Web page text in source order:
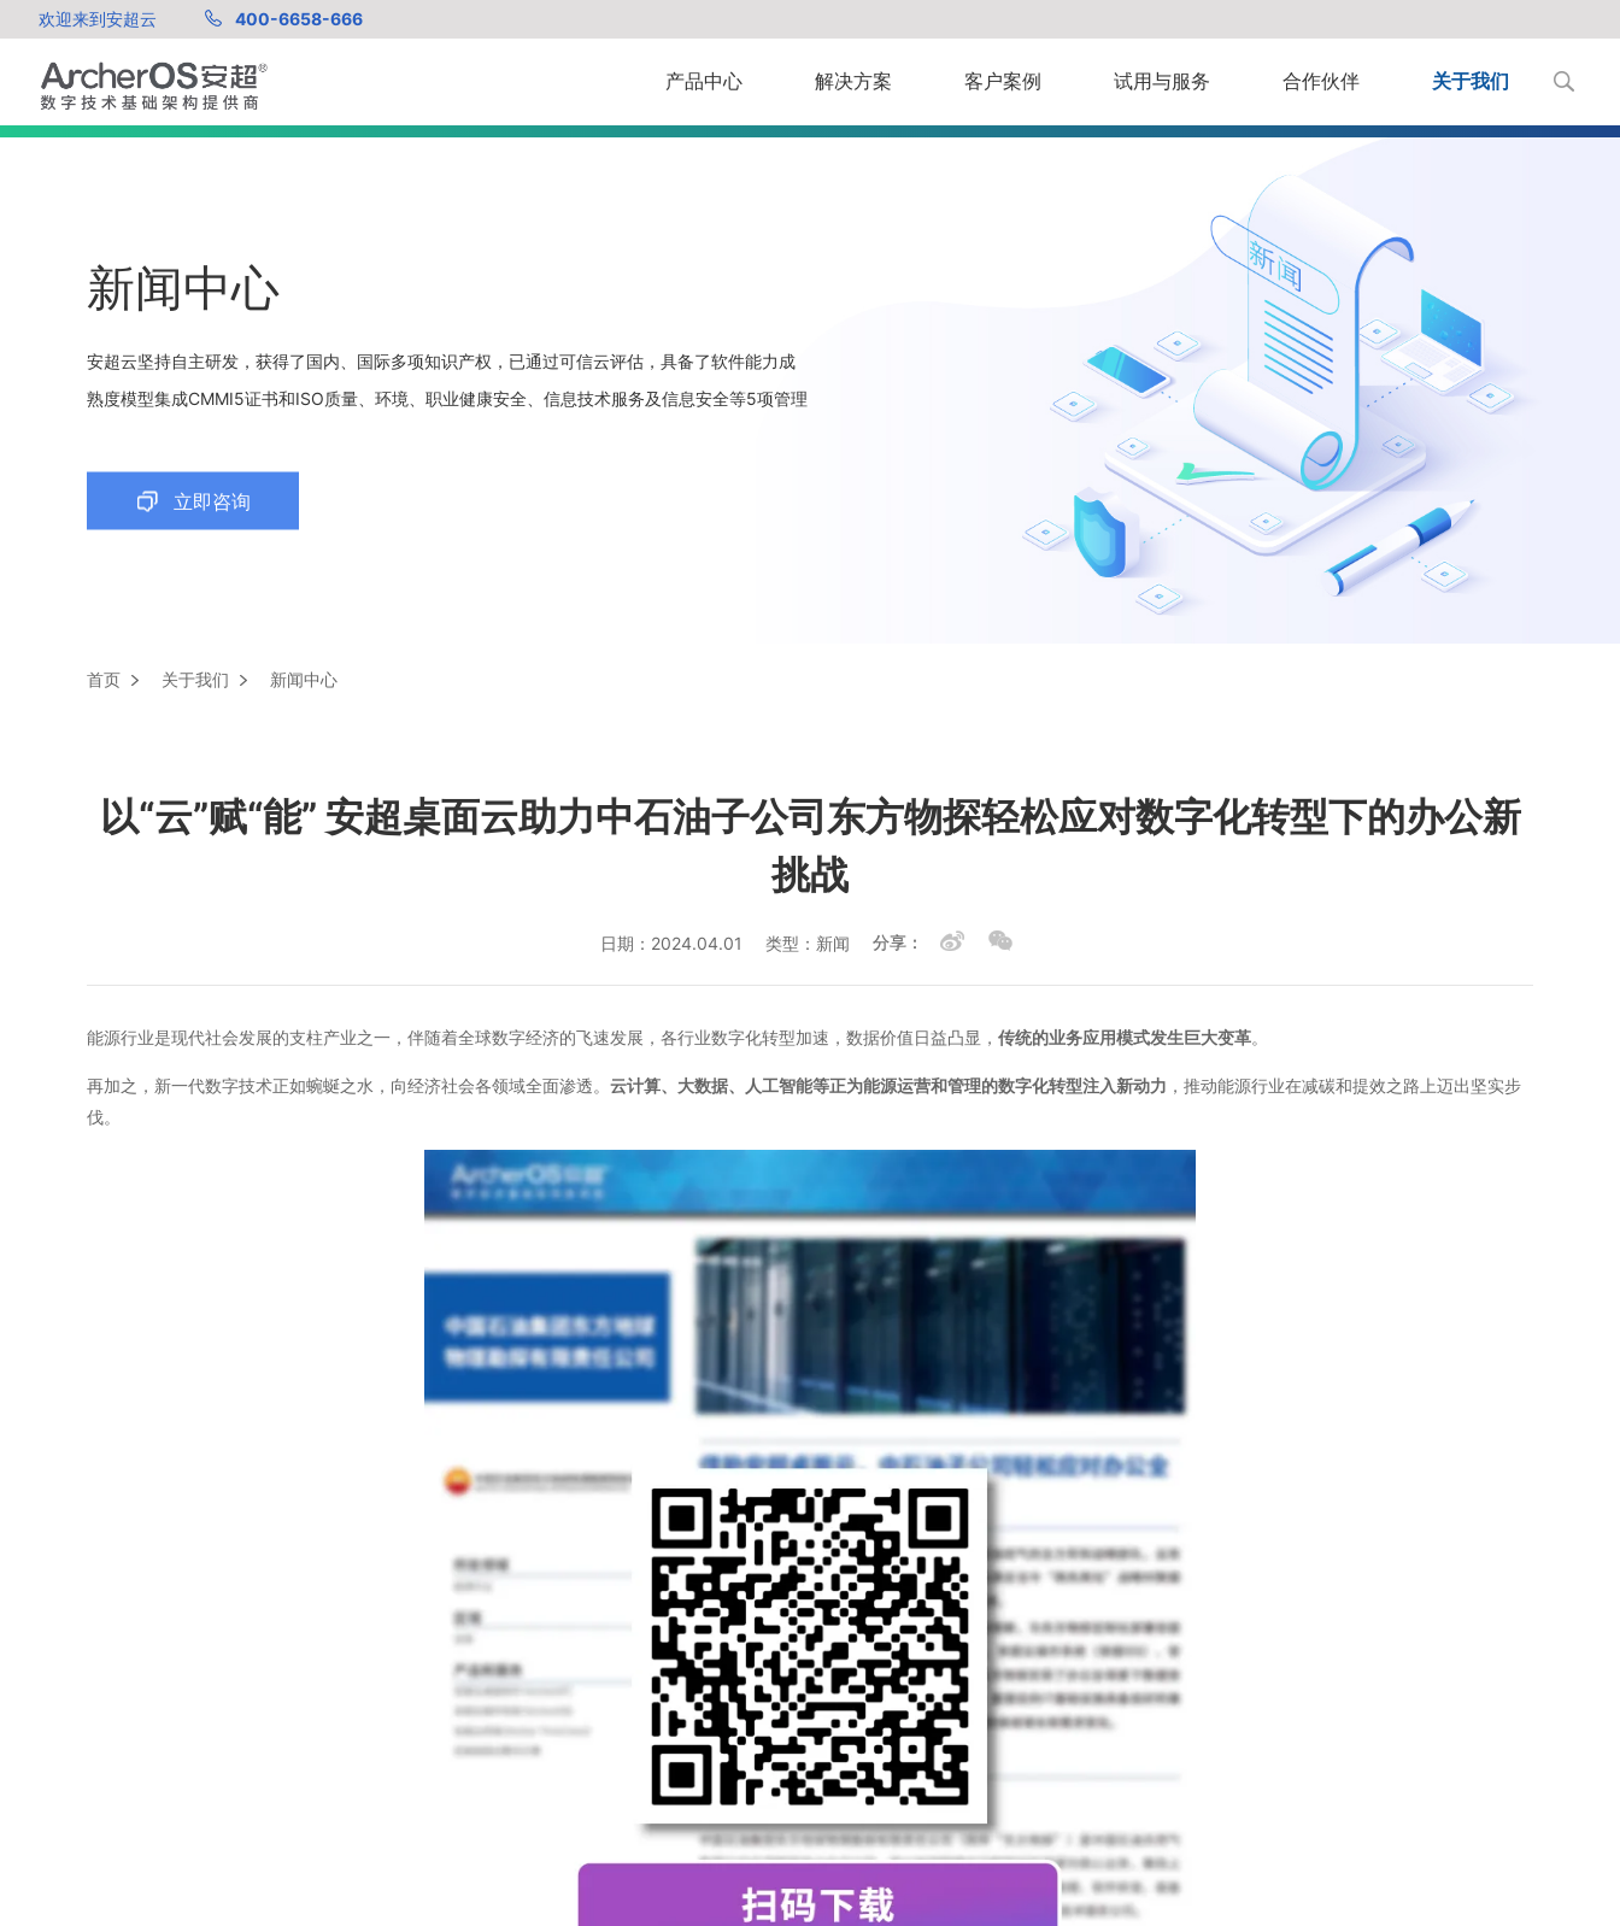
欢迎来到安超云 400-6658-666
产品中心 解决方案 客户案例 试用与服务 合作伙伴 关于我们
新闻中心
安超云坚持自主研发，获得了国内、国际多项知识产权，已通过可信云评估，具备了软件能力成
熟度模型集成CMMI5证书和ISO质量、环境、职业健康安全、信息技术服务及信息安全等5项管理
立即咨询
首页 关于我们 新闻中心
以“云”赋“能” 安超桌面云助力中石油子公司东方物探轻松应对数字化转型下的办公新
挑战
日期：2024.04.01 类型：新闻 分享：
能源行业是现代社会发展的支柱产业之一，伴随着全球数字经济的飞速发展，各行业数字化转型加速，数据价值日益凸显， 传统的业务应用模式发生巨大变革。
再加之，新一代数字技术正如蜿蜒之水，向经济社会各领域全面渗透。 云计算、大数据、人工智能等正为能源运营和管理的数字化转型注入新动力 ，推动能源行业在减碳和提效之路上迈出坚实步
伐。